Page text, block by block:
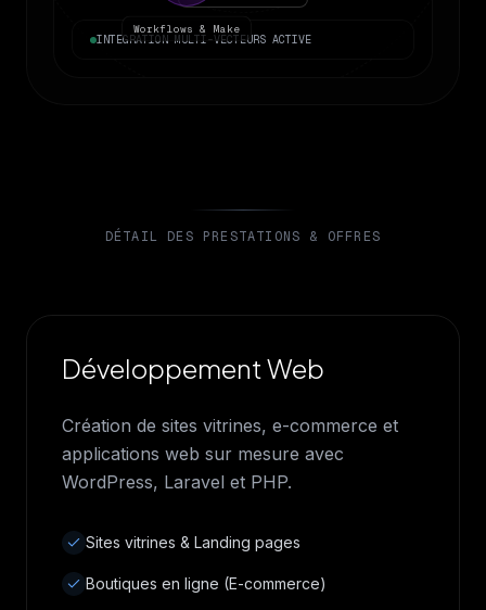
Workflows & Make
INTEGRATION MULTI-VECTEURS ACTIVE
DÉTAIL DES PRESTATIONS & OFFRES
Développement Web
Création de sites vitrines, e-commerce et
applications web sur mesure avec
WordPress, Laravel et PHP.
Sites vitrines & Landing pages
Boutiques en ligne (E-commerce)